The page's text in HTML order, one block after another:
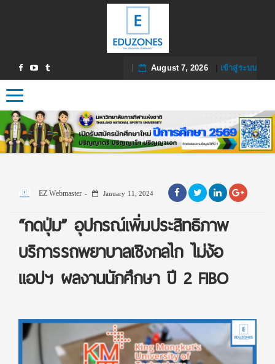
August 7, 2026| เข้าสู่ระบบ
Toggle navigation
EZ Webmaster January 11, 2024
“กดปุ่ม” อุปกรณ์เพิ่มประสิทธิภาพ
บริการรถพยาบาลเชิงกลไก ไม่ง้อ
แอปฯ ผลงานนักศึกษา ปี 2 FIBO